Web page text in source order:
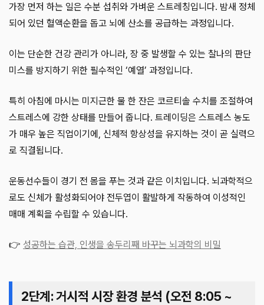
가장 먼저 하는 일은 수분 섭취와 가벼운 스트레칭입니다. 밤새 정체
되어 있던 혈액순환을 돕고 뇌에 산소를 공급하는 과정입니다.
이는 단순한 건강 관리가 아니라, 장 중 발생할 수 있는 찰나의 판단
미스를 방지하기 위한 필수적인 ‘예열’ 과정입니다.
특히 아침에 마시는 미지근한 물 한 잔은 코르티솔 수치를 조절하여
스트레스에 강한 상태를 만들어 줍니다. 트레이딩은 스트레스 농도
가 매우 높은 직업이기에, 신체적 항상성을 유지하는 것이 곧 실력으
로 직결됩니다.
운동선수들이 경기 전 몸을 푸는 것과 같은 이치입니다. 뇌과학적으
로도 신체가 활성화되어야 전두엽이 활발하게 작동하여 이성적인
매매 계획을 수립할 수 있습니다.
👉 성공하는 습관, 인생을 송두리째 바꾸는 뇌과학의 비밀
2단계: 거시적 시장 환경 분석 (오전 8:05 ~